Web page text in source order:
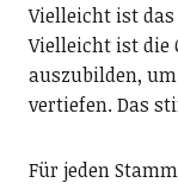
Vielleicht ist
Vielleicht ist die
auszubilden,
vertiefen. Das
Für jeden